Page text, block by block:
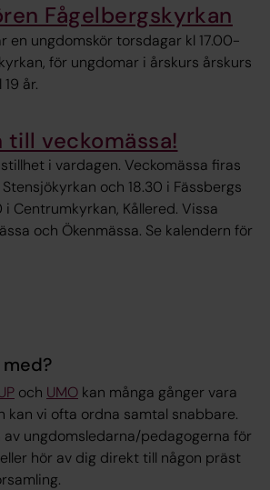
Fågelbergskyrkan
en ungdomskör torsdagar kl 17.00-
för ungdomar i årskurs årskurs
år.
till veckomässa!
i vardagen. Veckomässa firas
och 18.30 i Fässbergs
i Centrumkyrkan, Kållered. Vissa
och Ökenmässa. Se kalendern för
och UMO kan många gånger vara
kan vi ofta ordna samtal snabbare.
av ungdomsledarna/pedagogerna för
hör av dig direkt till någon präst